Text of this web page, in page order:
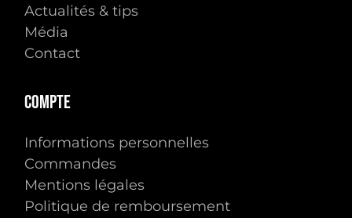
Actualités & tips
Média
Contact
Compte
Informations personnelles
Commandes
Mentions légales
Politique de remboursement